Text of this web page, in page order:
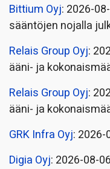
Bittium Oyj: 2026-
sääntöjen nojalla
Relais Group Oyj:
ääni- ja
Relais Group Oyj:
ääni- ja
GRK Infra Oyj:
Digia Oyj: 2026-08-